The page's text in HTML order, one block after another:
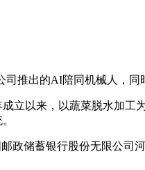
出的AI陪同机械人，同
以来，以蔬菜脱水加工
储蓄银行股份无限公司